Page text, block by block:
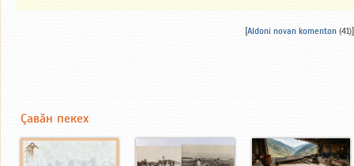
[Aldoni novan komenton (41)]
Çавăн пекех